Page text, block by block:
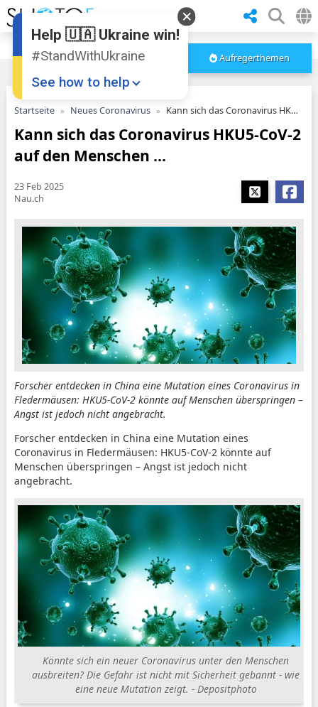
Aufregerthemen
Startseite Neues Coronavirus Kann sich das Coronavirus HKU5-CoV-2 auf den Menschen ...
Kann sich das Coronavirus HKU5-CoV-2
auf den Menschen ...
23 Feb 2025
Nau.ch
Forscher entdecken in China eine Mutation eines Coronavirus in
Fledermäusen: HKU5-CoV-2 könnte auf Menschen überspringen –
Angst ist jedoch nicht angebracht.
Forscher entdecken in China eine Mutation eines
Coronavirus in Fledermäusen: HKU5-CoV-2 könnte auf
Menschen überspringen – Angst ist jedoch nicht
angebracht.
Könnte sich ein neuer Coronavirus unter den Menschen
ausbreiten? Die Gefahr ist nicht mit Sicherheit gebannt - wie
eine neue Mutation zeigt. - Depositphoto
Help 🇺🇦 Ukraine win!
#StandWithUkraine
See how to help
Support Ukraine
Share this widget
📌